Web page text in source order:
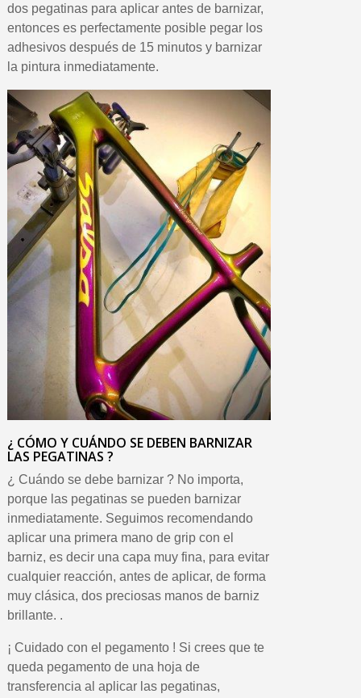
dos pegatinas para aplicar antes de barnizar,
entonces es perfectamente posible pegar los
adhesivos después de 15 minutos y barnizar
la pintura inmediatamente.
¿ CÓMO Y CUÁNDO SE DEBEN BARNIZAR
LAS PEGATINAS ?
¿ Cuándo se debe barnizar ? No importa,
porque las pegatinas se pueden barnizar
inmediatamente. Seguimos recomendando
aplicar una primera mano de grip con el
barniz, es decir una capa muy fina, para evitar
cualquier reacción, antes de aplicar, de forma
muy clásica, dos preciosas manos de barniz
brillante. .
¡ Cuidado con el pegamento ! Si crees que te
queda pegamento de una hoja de
transferencia al aplicar las pegatinas,